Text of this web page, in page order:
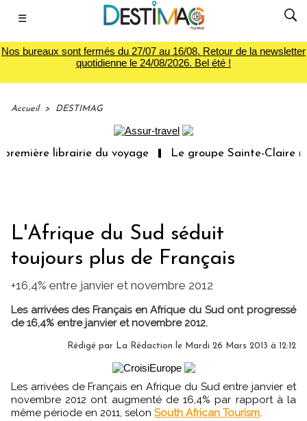
☰
Nos bureaux sont fermés du 27/07 au 16/08. Retour de la newsletter
quotidienne le 24/08/2026. Bel été !
Accueil > DESTIMAG
librairie du voyage Le groupe Sainte-Claire
L'Afrique du Sud séduit
toujours plus de Français
+16,4% entre janvier et novembre 2012
Les arrivées des Français en Afrique du Sud ont progressé
de 16,4% entre janvier et novembre 2012.
Rédigé par La Rédaction le Mardi 26 Mars 2013 à 12:12
Les arrivées de Français en Afrique du Sud entre janvier et
novembre 2012 ont augmenté de 16,4% par rapport à la
même période en 2011, selon South African Tourism